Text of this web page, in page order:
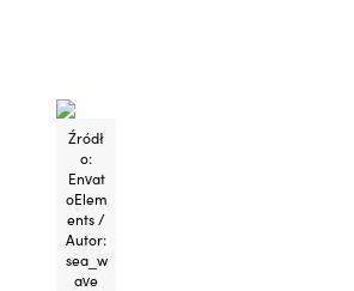
Źródł
o:
Envat
oElem
ents /
Autor:
sea_w
ave